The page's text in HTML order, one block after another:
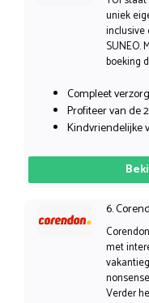
uniek
inclusive
SUNEO.
boeking
Compleet
Profiteer van de
Kindvriendelijke
6.
met
Verder